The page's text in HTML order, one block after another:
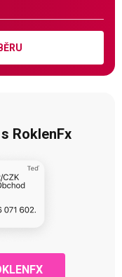
RoklenFx